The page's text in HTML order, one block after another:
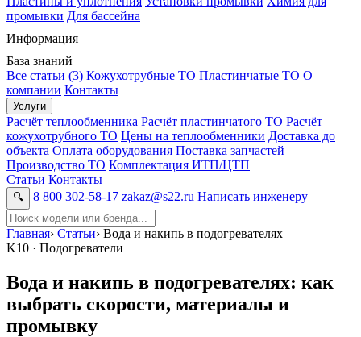
промывки Для бассейна
Информация
База знаний
Все статьи (3) Кожухотрубные ТО Пластинчатые ТО О
компании Контакты
Услуги
Расчёт теплообменника Расчёт пластинчатого ТО Расчёт
кожухотрубного ТО Цены на теплообменники Доставка до
объекта Оплата оборудования Поставка запчастей
Производство ТО Комплектация ИТП/ЦТП
Статьи Контакты
🔍 8 800 302-58-17 zakaz@s22.ru Написать инженеру
Главная› Статьи› Вода и накипь в подогревателях
K10 · Подогреватели
Вода и накипь в подогревателях: как
выбрать скорости, материалы и
промывку